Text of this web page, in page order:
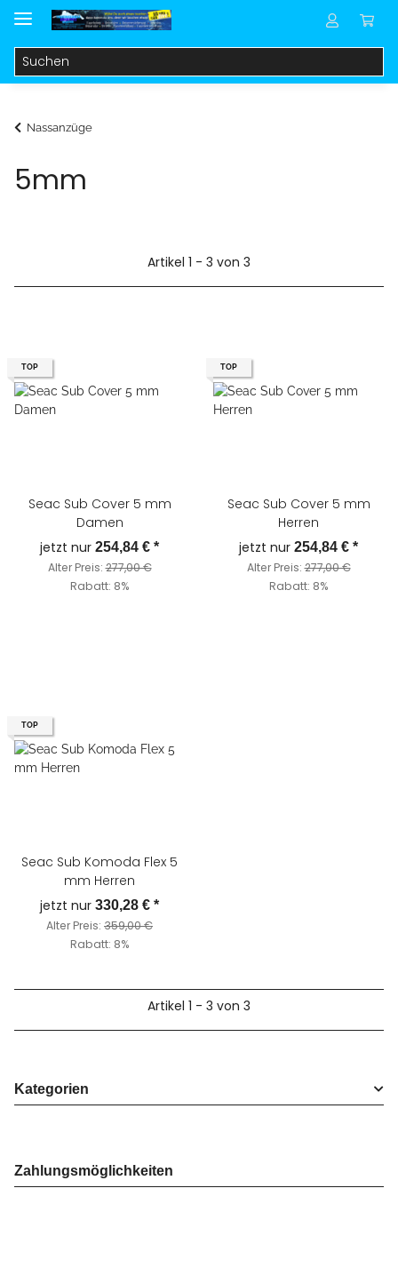
Nassanzüge
5mm
Artikel 1 - 3 von 3
TOP
Seac Sub Cover 5 mm
Damen
jetzt nur 254,84 € *
Alter Preis:277,00 €
Rabatt: 8%
TOP
Seac Sub Cover 5 mm
Herren
jetzt nur 254,84 € *
Alter Preis:277,00 €
Rabatt: 8%
TOP
Seac Sub Komoda Flex 5
mm Herren
jetzt nur 330,28 € *
Alter Preis: 359,00 €
Rabatt: 8%
Artikel 1 - 3 von 3
Kategorien
Zahlungsmöglichkeiten